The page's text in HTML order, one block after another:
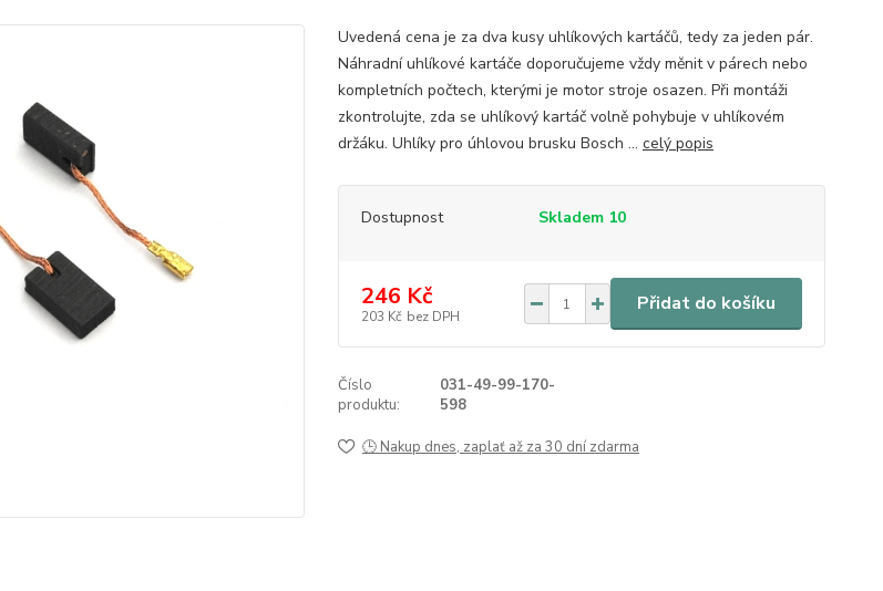
Uvedená cena je za dva kusy uhlíkových kartáčů, tedy za jeden pár.
Náhradní uhlíkové kartáče doporučujeme vždy měnit v párech nebo
kompletních počtech, kterými je motor stroje osazen. Při montáži
zkontrolujte, zda se uhlíkový kartáč volně pohybuje v uhlíkovém
držáku. Uhlíky pro úhlovou brusku Bosch ... celý popis
Dostupnost Skladem 10
246 Kč
203 Kč bez DPH
Přidat do košíku
Číslo
produktu:
031-49-99-170-
598
🕒 Nakup dnes, zaplať až za 30 dní zdarma